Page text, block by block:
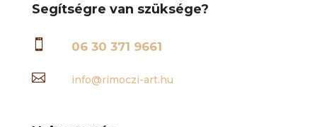
Segítségre van szüksége?
 06 30 371 9661
 info@rimoczi-art.hu